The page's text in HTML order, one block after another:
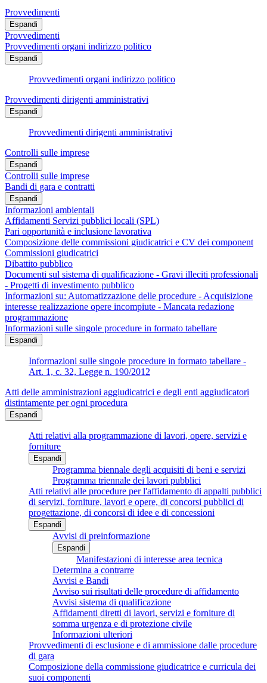
Provvedimenti
Espandi
Provvedimenti
Provvedimenti organi indirizzo politico
Espandi
Provvedimenti organi indirizzo politico
Provvedimenti dirigenti amministrativi
Espandi
Provvedimenti dirigenti amministrativi
Controlli sulle imprese
Espandi
Controlli sulle imprese
Bandi di gara e contratti
Espandi
Informazioni ambientali
Affidamenti Servizi pubblici locali (SPL)
Pari opportunità e inclusione lavorativa
Composizione delle commissioni giudicatrici e CV dei component
Commissioni giudicatrici
Dibattito pubblico
Documenti sul sistema di qualificazione - Gravi illeciti professionali
- Progetti di investimento pubblico
Informazioni su: Automatizzazione delle procedure - Acquisizione
interesse realizzazione opere incompiute - Mancata redazione
programmazione
Informazioni sulle singole procedure in formato tabellare
Espandi
Informazioni sulle singole procedure in formato tabellare -
Art. 1, c. 32, Legge n. 190/2012
Atti delle amministrazioni aggiudicatrici e degli enti aggiudicatori
distintamente per ogni procedura
Espandi
Atti relativi alla programmazione di lavori, opere, servizi e
forniture
Espandi
Programma biennale degli acquisiti di beni e servizi
Programma triennale dei lavori pubblici
Atti relativi alle procedure per l'affidamento di appalti pubblici
di servizi, forniture, lavori e opere, di concorsi pubblici di
progettazione, di concorsi di idee e di concessioni
Espandi
Avvisi di preinformazione
Espandi
Manifestazioni di interesse area tecnica
Determina a contrarre
Avvisi e Bandi
Avviso sui risultati delle procedure di affidamento
Avvisi sistema di qualificazione
Affidamenti diretti di lavori, servizi e forniture di
somma urgenza e di protezione civile
Informazioni ulteriori
Provvedimenti di esclusione e di ammissione dalle procedure
di gara
Composizione della commissione giudicatrice e curricula dei
suoi componenti